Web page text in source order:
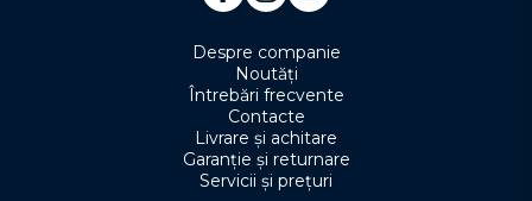
Despre companie
Noutăți
Întrebări frecvente
Contacte
Livrare și achitare
Garanție și returnare
Servicii și prețuri